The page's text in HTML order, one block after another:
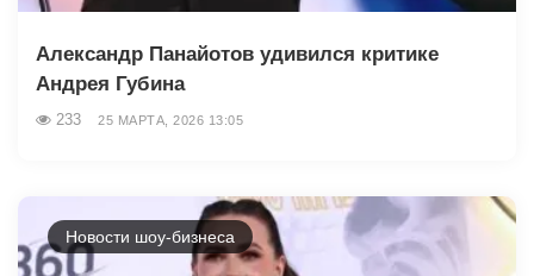
Александр Панайотов удивился критике
Андрея Губина
233 25 МАРТА, 2026 13:05
Новости шоу-бизнеса